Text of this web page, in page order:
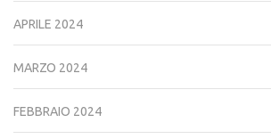
APRILE 2024
MARZO 2024
FEBBRAIO 2024